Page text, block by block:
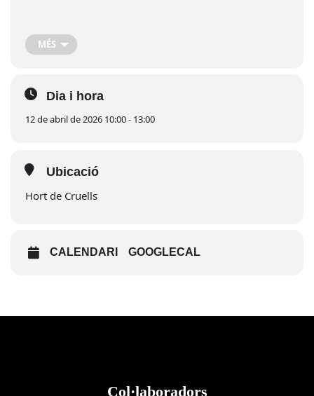
serveialespersones@roquetes.cat
MÉS
Dia i hora
12 de abril de 2026 10:00 - 13:00
Ubicació
Hort de Cruells
CALENDARI GOOGLECAL
Col·laboradors